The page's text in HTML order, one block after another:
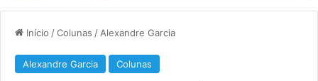
Início /Colunas / Alexandre Garcia
Alexandre Garcia Colunas